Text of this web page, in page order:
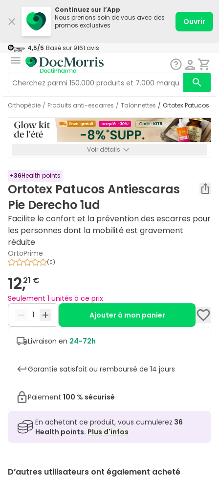
Continuez sur l’App
Nous prenons soin de vous avec des
promos exclusives
Ouvrir
4,5/5 Basé sur 9161 avis
Orthopédie / Produits anti-escarres / Talonnettes / Ortotex Patucos
Voir détails
+36Health points
Ortotex Patucos Antiescaras
Pie Derecho 1ud
Facilite le confort et la prévention des escarres pour
les personnes dont la mobilité est gravement
réduite
OrtoPrime
(0)
12,21 €
Seulement 1 unités à ce prix
Ajouter à mon panier
Livraison en 24-72h
Garantie satisfait ou remboursé de 14 jours
Paiement 100 % sécurisé
En achetant ce produit, vous cumulerez 36
Health points. Plus d'infos
D’autres utilisateurs ont également acheté